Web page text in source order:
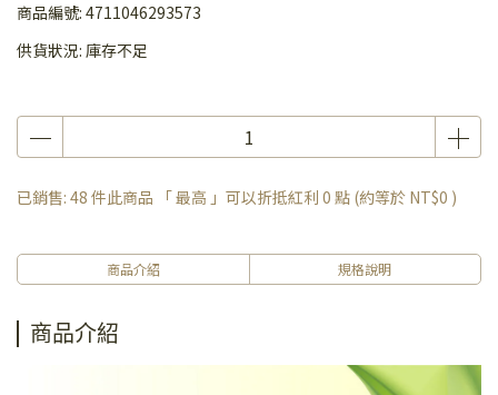
商品編號: 4711046293573
供貨狀況: 庫存不足
已銷售: 48 件此商品 「 最高 」可以折抵紅利 0 點 (約等於 NT$0 )
商品介紹 規格說明
商品介紹